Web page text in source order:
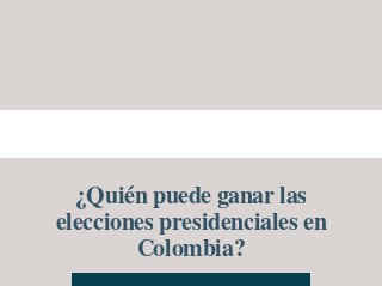
¿Quién puede ganar las
elecciones presidenciales en
Colombia?